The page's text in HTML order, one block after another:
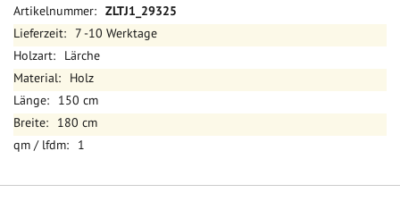
Mehr
Informationen
ZLTJ1_29325
7 -10 Werktage
Lärche
Holz
150 cm
180 cm
1